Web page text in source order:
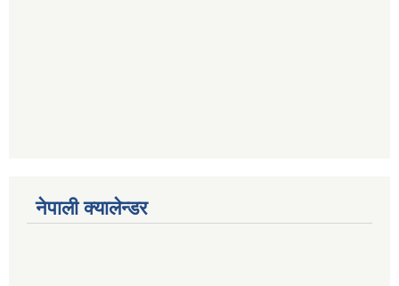
नेपाली क्यालेन्डर